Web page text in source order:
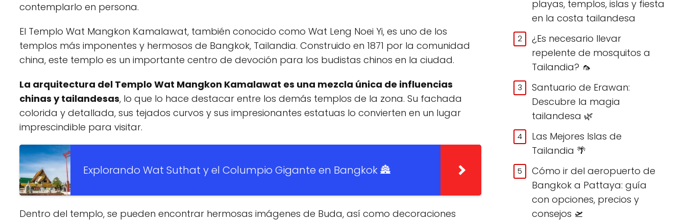
contemplarlo en persona.
El Templo Wat Mangkon Kamalawat, también conocido como Wat Leng Noei Yi, es uno de los
templos más imponentes y hermosos de Bangkok, Tailandia. Construido en 1871 por la comunidad
china, este templo es un importante centro de devoción para los budistas chinos en la ciudad.
La arquitectura del Templo Wat Mangkon Kamalawat es una mezcla única de influencias
chinas y tailandesas, lo que lo hace destacar entre los demás templos de la zona. Su fachada
colorida y detallada, sus tejados curvos y sus impresionantes estatuas lo convierten en un lugar
imprescindible para visitar.
Explorando Wat Suthat y el Columpio Gigante en Bangkok 🏯
Dentro del templo, se pueden encontrar hermosas imágenes de Buda, así como decoraciones
playas, templos, islas y fiesta
en la costa tailandesa
¿Es necesario llevar
repelente de mosquitos a
Tailandia? 🦟
Santuario de Erawan:
Descubre la magia
tailandesa 🌿
Las Mejores Islas de
Tailandia 🌴
Cómo ir del aeropuerto de
Bangkok a Pattaya: guía
con opciones, precios y
consejos 🛫